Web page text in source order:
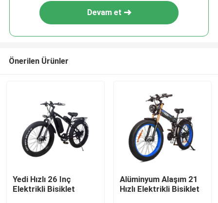
Ev
Devam et
Önerilen Ürünler
Yedi Hızlı 26 Inç
Elektrikli Bisiklet
Alüminyum Alaşım 21
Hızlı Elektrikli Bisiklet